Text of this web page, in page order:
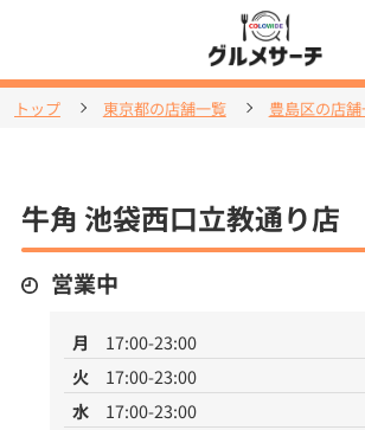
トップ 東京都の店舗一覧 豊島区の店
牛角 池袋西口立教通り店
営業中
月
17:00-23:00
火
17:00-23:00
水
17:00-23:00